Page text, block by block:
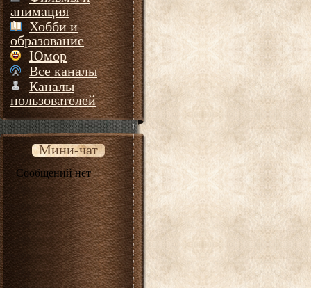
анимация
Хобби и
образование
Юмор
Все каналы
Каналы
пользователей
Мини-чат